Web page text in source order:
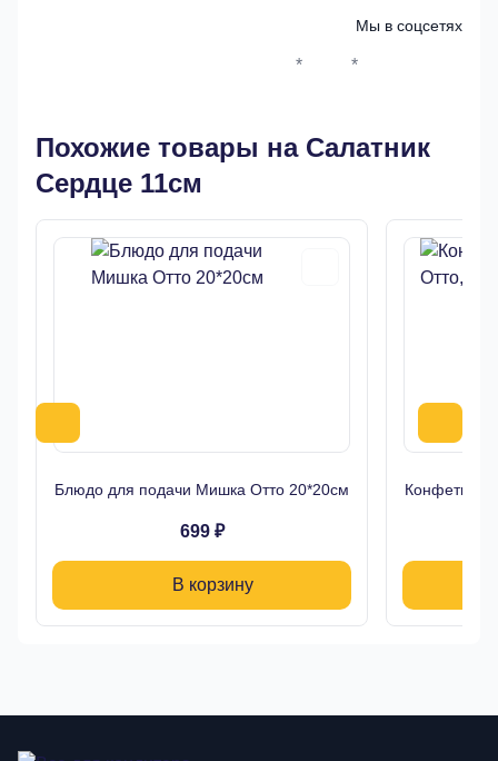
Мы в соцсетях
* *
Похожие товары на Салатник
Сердце 11см
Блюдо для подачи Мишка Отто 20*20см
699 ₽
В корзину